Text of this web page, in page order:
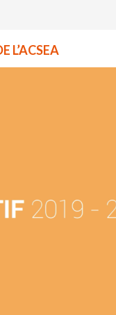
L’ACSEA